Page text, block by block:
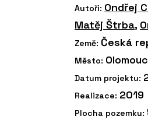
Autoři: Ondřej
Matěj Štrba,
Země: Česká
Město: Olomouc
Datum projektu:
Realizace: 2019
Plocha pozemku: